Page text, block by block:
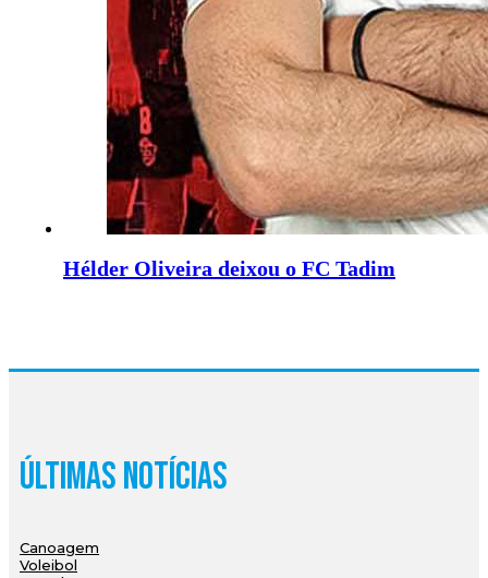
Hélder Oliveira deixou o FC Tadim
Últimas Notícias
Canoagem
Voleibol